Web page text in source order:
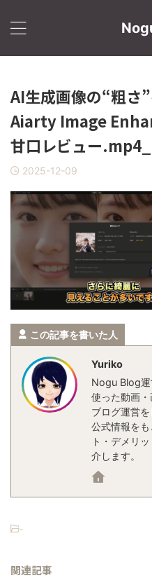
AI生成画像の“粗さ
Aiarty Image
甘口レビュー
2025-12-09
この記事を書いた人
Yuriko
Nogu Blog運
使った動画・
ブログ運営
公式情報を
ト・デメリ
介します。
-
関連記事